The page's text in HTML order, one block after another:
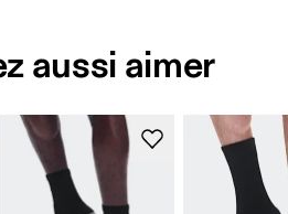
aussi aimer